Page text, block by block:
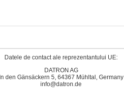
Datele de contact ale reprezentantului UE:
DATRON AG
In den Gänsäckern 5, 64367 Mühltal, Germany
info@datron.de